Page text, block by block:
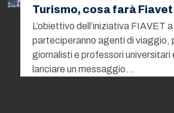
Turismo, cosa farà
L’obiettivo dell’iniziativa FIAVET
parteciperanno agenti di viaggio,
giornalisti e professori universitari
lanciare un messaggio…